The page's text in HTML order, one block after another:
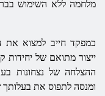
מלחמה ללא השימוש
כמפקד חייב למצוא את
ייצור מתואם של יחידות
ומנסה לתפוס את